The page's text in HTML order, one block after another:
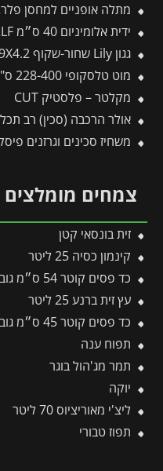
מתלה אופניים למחסן פלרם – Canopia
ידית אלומיניום 40 ס״מ ZM04 – WOLF
גגון Lily שחור-שקוף 0.9X4.2 בעיצוב רטרו מבית פלרם – Canopia
מוט טלסקופי 228-400 ס"מ לכלים מתחלפים פיסקארס
מקלטר – פלסטיק CUT
אולר הרכבה (סכין) רב
משחיז סכינים וגרזנים
צמחים מומלצים
זית בונסאי קטן
קינמון כסיה 25 ליטר
כד פסים קוטר 54 ס״מ גובה 54 ס״מ שמנת
עץ זית ברנע 25 ליטר
כד פסים קוטר 45 ס״מ גובה 45 ס״מ שחור
תפוח ענה
תמר מג'הול בוגר
יוקה
ליצ'י מאוריציוס 70 ליטר
תפוז טבורי